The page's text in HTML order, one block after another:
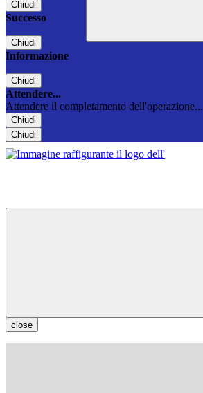
Chiudi
Successo
Chiudi
Informazione
Chiudi
Attendere...
Attendere il completamento dell'operazione...
Chiudi
Chiudi
close